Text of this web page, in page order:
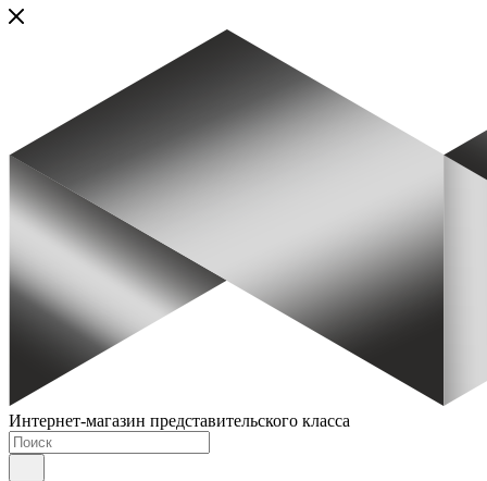
Интернет-магазин представительского класса